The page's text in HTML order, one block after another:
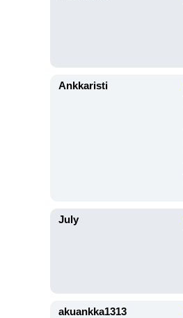
Ankkaristi
July
akuankka1313